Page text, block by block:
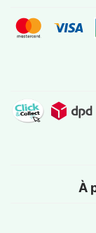
À